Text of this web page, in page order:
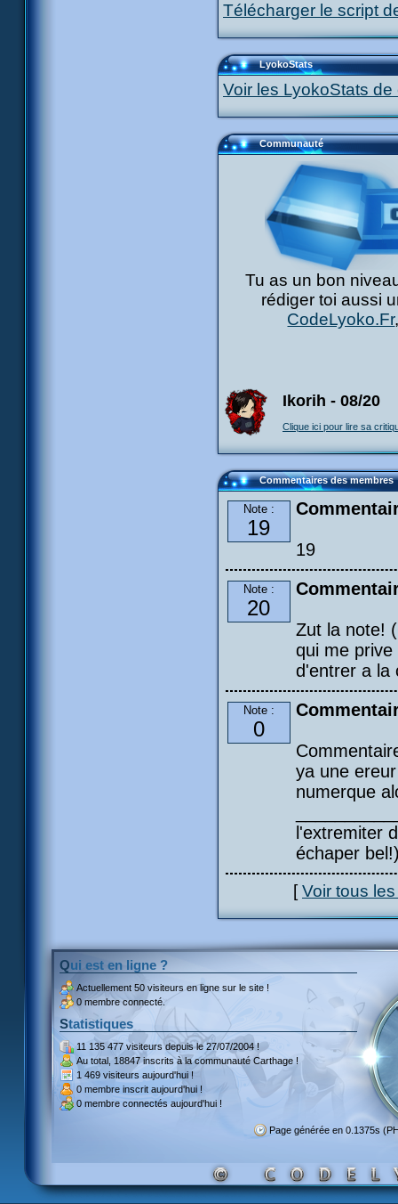
Télécharger le script
LyokoStats
Voir les LyokoStats
Communauté
Tu as un bon
rédiger toi aussi
CodeLyoko.Fr
Ikorih - 08/20
Clique ici pour lire sa
Commentaires des membres
Note :
19
19
Note :
20
Zut la note!
qui me
d'entrer a la
Note :
0
ya une
numerque
l'extremiter
échaper
[Voir tous
Qui est en ligne ?
Actuellement 50 visiteurs en ligne sur le site !
0 membre connecté.
Statistiques
11 135 477 visiteursdepuis le 27/07/2004 !
Au total, 18847 inscritsà la communauté Carthage !
1 469 visiteurs aujourd'hui !
0 membre inscrit aujourd'hui !
0 membre connectés aujourd'hui !
Page générée en 0.1375s